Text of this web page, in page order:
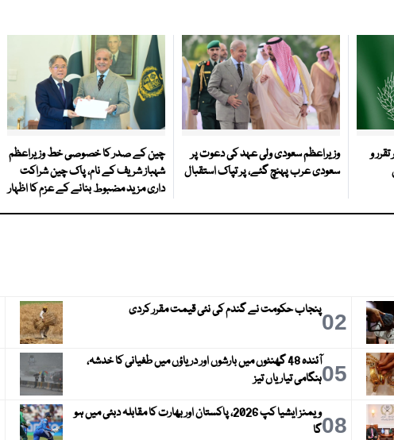
و
وزیراعظم سعودی ولی عہد کی دعوت پر
سعودی عرب پہنچ گئے، پر تپاک استقبال
چین کے صدر کا خصوصی خط وزیراعظم
شہباز شریف کے نام، پاک چین شراکت
داری مزید مضبوط بنانے کے عزم کا اظہار
02پنجاب حکومت نے گندم کی نئی قیمت مقرر کردی
05
آئندہ 48 گھنٹوں میں بارشوں اور دریاؤں میں طغیانی کا خدشہ،
ہنگامی تیاریاں تیز
08
ویمنز ایشیا کپ 2026، پاکستان اور بھارت کا مقابلہ دبئی میں ہو
گا